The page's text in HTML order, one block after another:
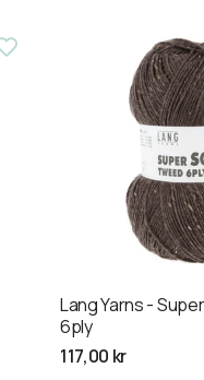
Lang Yarns -
6ply
Normalpris
117,00 kr